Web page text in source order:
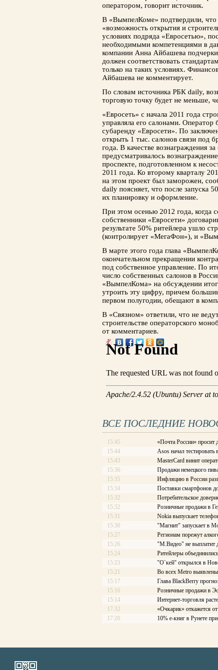
оператором, говорит источник.
В «ВымпелКоме» подтвердили, что
«возможность открытия и
условиях подряда «Евросетью»,
необходимыми компетенциями в
компании Анна Айбашева
должен соответствовать
только на таких условиях.
Айбашева не комментирует.
По словам источника РБК daily,
торговую точку будет не меньше,
«Евросеть» с начала 2011 года
управляла его салонами.
субаренду «Евросети». По
открыть 1 тыс. салонов связи под
года. В качестве вознаграждения
предусматривалось
проспекте, подготовленном к
2011 года. Ко второму кварталу
на этом проект был заморожен,
daily поясняет, что после запуска
их планировку и оформление.
При этом осенью 2012 года, когда
собственники «Евросети»
результате 50% ритейлера ушло
(контролирует «МегаФон»), и
В марте этого года глава
окончательном прекращении
под собственное управление. По
число собственных салонов в
«ВымпелКома» на обсуждении
утроить эту цифру, причем
первом полугодии, обещают в
В «Связном» ответили, что не
строительстве операторского
от комментариев.
ВСЕ ПОСЛЕДНИЕ
15:45
«Почта России» просит
15:44
Asos начал
15:43
MasterCard винит
15:36
Продажи немецкого
15:35
Инфляцию в России
15:34
Поставки смартфонов
15:32
Потребительское
15:32
Розничные продажи в
15:31
Nokia выпускает
15:30
"Магнит" запускает в
15:27
Регионам порежут
15:26
"М.Видео" не выплатит
15:24
Ритейлеры
15:23
"О`кей" открылся в
15:21
Во всех Metro
15:17
Глава BlackBerry
15:16
Розничные продажи в
15:14
Интернет-торговля
17:32
«Очкарик» откажется
17:20
10% е-книг в Рунете